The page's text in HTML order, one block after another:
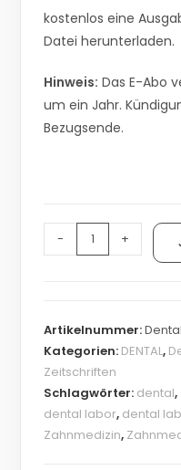
kostenlos eine
Datei herunterladen.
Hinweis: Das E-Abo
um ein Jahr.
Bezugsende.
- +
Artikelnummer:
Kategorien: DENTAL,
Zeitschriften
Schlagwörter: dental,
dental labor, dental
Zahnmedizin,